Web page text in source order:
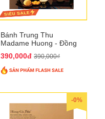
Bánh Trung Thu
Madame Huong - Đồng
390,000đ 390,000₫
-0%